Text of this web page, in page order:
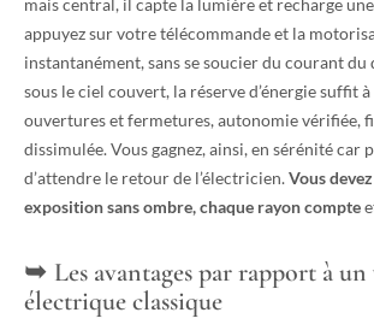
appuyez sur votre télécommande et la
instantanément, sans se soucier du courant
sous le ciel couvert, la réserve d’énergie suffit
ouvertures et fermetures, autonomie vérifiée,
dissimulée. Vous gagnez, ainsi, en sérénité car
d’attendre le retour de l’électricien.Vous
exposition sans ombre, chaque rayon compte
Les avantages par rapport à
électrique classique